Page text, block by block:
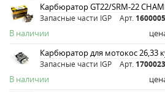
Карбюратор GT22/SRM-22
Запасные части IGP Арт. 1600005
В наличии
Карбюратор для мотокос 26,33
Запасные части IGP Арт. 1700023
В наличии